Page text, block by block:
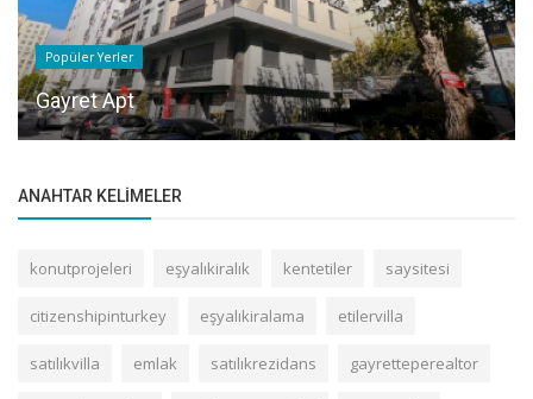
Popüler Yerler
Gayret Apt
ANAHTAR KELIMELER
konutprojeleri eşyalıkiralık kentetiler saysitesi
citizenshipinturkey eşyalıkiralama etilervilla
satılıkvilla emlak satılıkrezidans gayretteperealtor